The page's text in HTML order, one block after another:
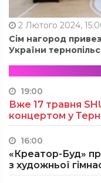
2 Лютого 2024,
Сім нагород
України
19:00
Вже 17 травня
концертом у
16:00
«Креатор-Буд»
з художньої